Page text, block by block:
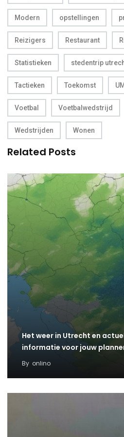
Modern opstellingen
Reizigers Restaurant
Statistieken stedentrip
Tactieken Toekomst
Voetbal Voetbalwedstrijd
Wedstrijden Wonen
Related Posts
Het weer in Utrecht en
informatie voor jouw
By onlino